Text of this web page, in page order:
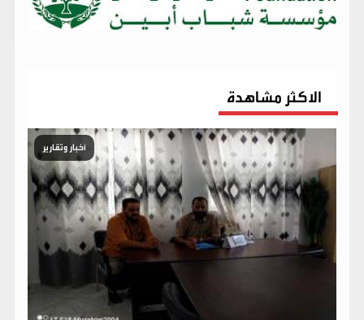
الاكثر مشاهدة
أخبار وتقارير